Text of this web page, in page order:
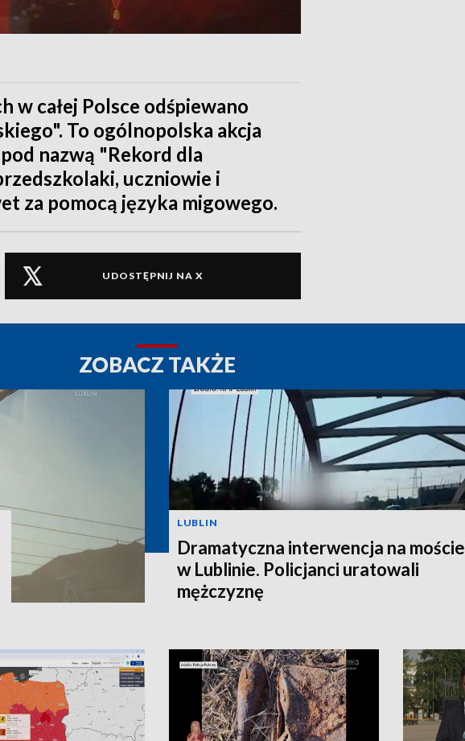
w całej Polsce odśpiewano
To ogólnopolska akcja
nazwą "Rekord dla
uczniowie i
za pomocą języka migowego.
UDOSTĘPNIJ NA X
ZOBACZ TAKŻE
LUBLIN
Dramatyczna interwencja na moście
w Lublinie. Policjanci uratowali
mężczyznę